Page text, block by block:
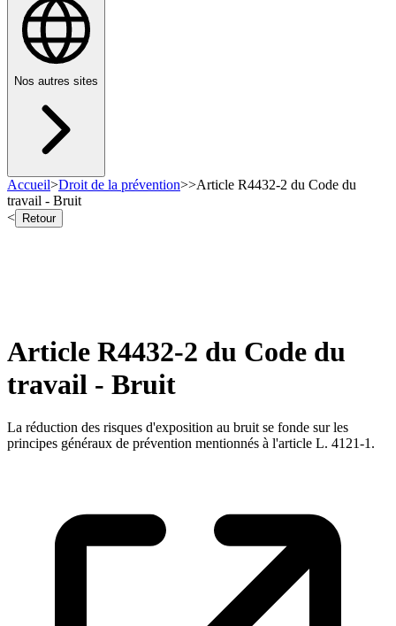
Nos autres sites
Accueil>Droit de la prévention>>Article R4432-2 du Code du
travail - Bruit
<
Retour
Article R4432-2 du Code du
travail - Bruit
La réduction des risques d'exposition au bruit se fonde sur les
principes généraux de prévention mentionnés à l'article L. 4121-1.